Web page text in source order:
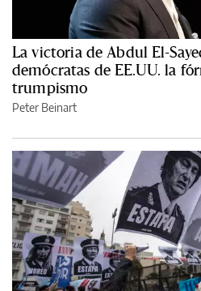
La victoria de Abdul El-
demócratas de EE.UU. la
trumpismo
Peter Beinart